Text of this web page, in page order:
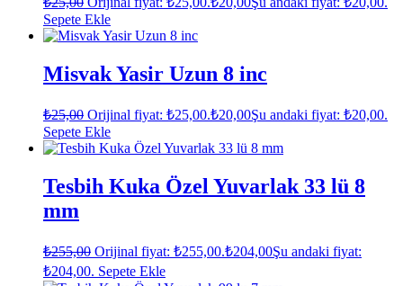
Sepete Ekle
Misvak Yasir Uzun 8 inc
₺25,00 Orijinal fiyat: ₺25,00.₺20,00Şu andaki fiyat: ₺20,00.
Sepete Ekle
Tesbih Kuka Özel Yuvarlak 33 lü 8
mm
₺255,00 Orijinal fiyat: ₺255,00.₺204,00Şu andaki fiyat:
₺204,00. Sepete Ekle